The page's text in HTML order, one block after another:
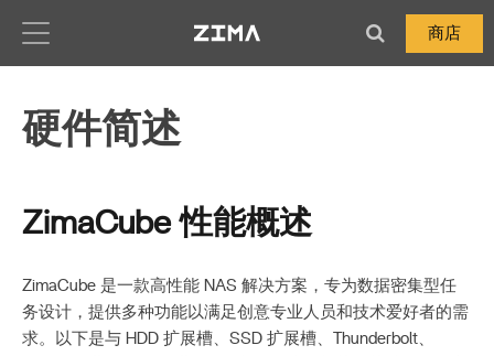
商店
硬件简述
ZimaCube 性能概述
ZimaCube 是一款高性能 NAS 解决方案，专为数据密集型任
务设计，提供多种功能以满足创意专业人员和技术爱好者的需
求。以下是与 HDD 扩展槽、SSD 扩展槽、Thunderbolt、